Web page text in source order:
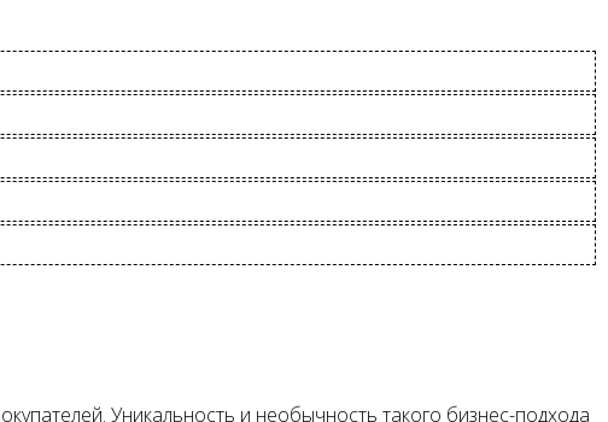
Уникальность и необычность такого бизнес-подхода